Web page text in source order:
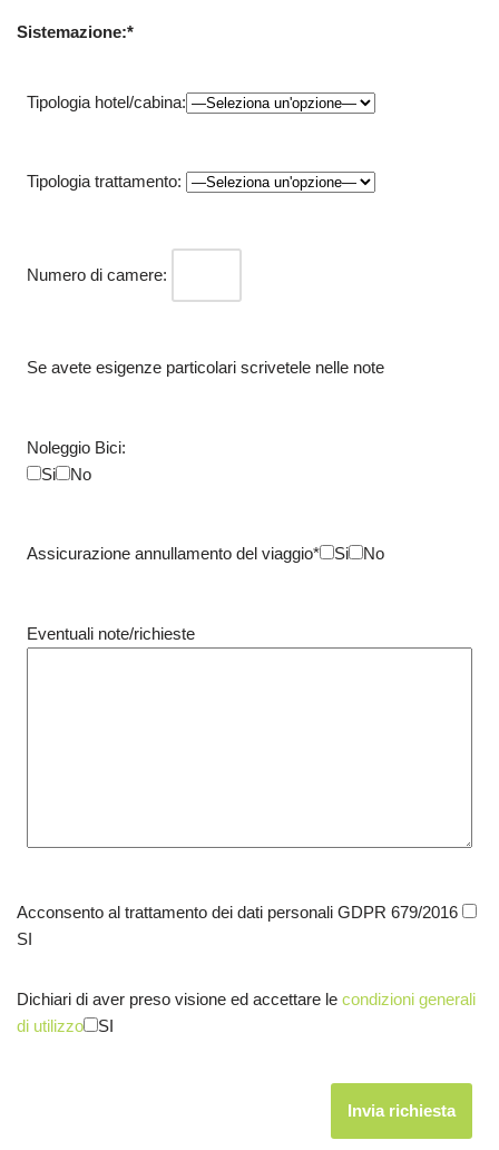
Sistemazione:*
Tipologia hotel/cabina:
Tipologia trattamento:
Numero di camere:
Se avete esigenze particolari scrivetele nelle note
Noleggio Bici:
Si
No
Assicurazione annullamento del viaggio* Si No
Eventuali note/richieste
Acconsento al trattamento dei dati personali GDPR 679/2016
SI
Dichiari di aver preso visione ed accettare le condizioni generali
di utilizzo
SI